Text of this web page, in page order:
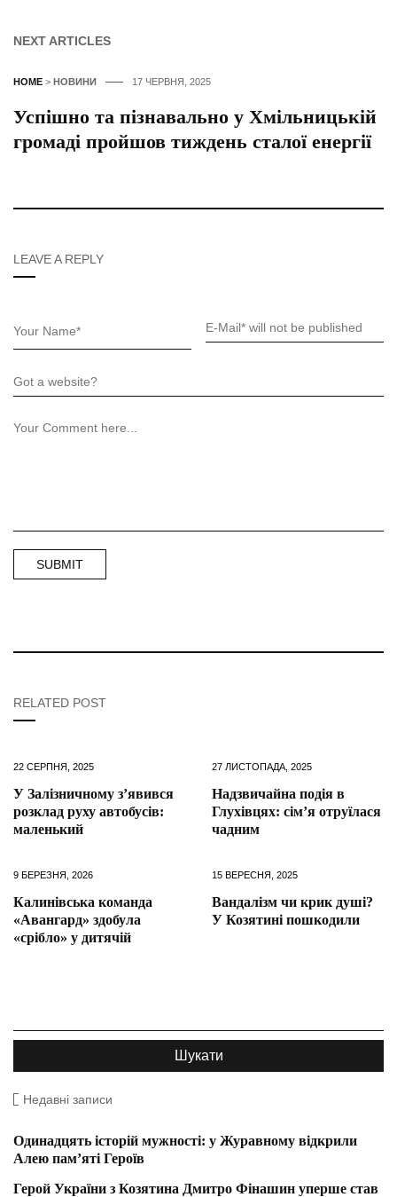
NEXT ARTICLES
HOME > НОВИНИ 17 ЧЕРВНЯ, 2025
Успішно та пізнавально у Хмільницькій
громаді пройшов тиждень сталої енергії
LEAVE A REPLY
RELATED POST
22 СЕРПНЯ, 2025
У Залізничному з’явився
розклад руху автобусів:
маленький
27 ЛИСТОПАДА, 2025
Надзвичайна подія в
Глухівцях: сім’я отруїлася
чадним
9 БЕРЕЗНЯ, 2026
Калинівська команда
«Авангард» здобула
«срібло» у дитячій
15 ВЕРЕСНЯ, 2025
Вандалізм чи крик душі?
У Козятині пошкодили
Недавні записи
Одинадцять історій мужності: у Журавному відкрили
Алею пам’яті Героїв
Герой України з Козятина Дмитро Фінашин уперше став